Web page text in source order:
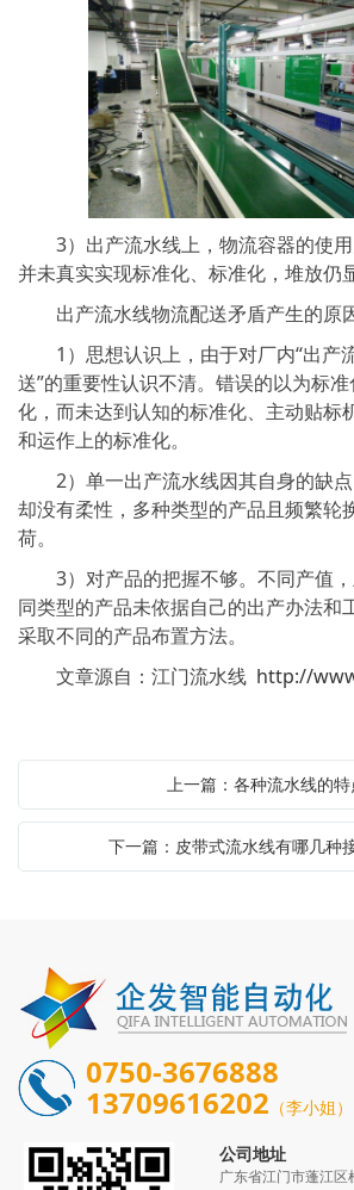
3）出产流水线上，物流容器的使用
并未真实实现标准化、标准化，堆放仍
出产流水线物流配送矛盾产生的原
1）思想认识上，由于对厂内“出产
送”的重要性认识不清。错误的以为标
化，而未达到认知的标准化、主动贴标
和运作上的标准化。
2）单一出产流水线因其自身的缺点
却没有柔性，多种类型的产品且频繁轮
荷。
3）对产品的把握不够。不同产值，
同类型的产品未依据自己的出产办法和
采取不同的产品布置方法。
文章源自：江门流水线 http://
上一篇：各种流水线的特
下一篇：皮带式流水线有哪几种
0750-3676888
13709616202 （李小姐）
公司地址
广东省江门市蓬江